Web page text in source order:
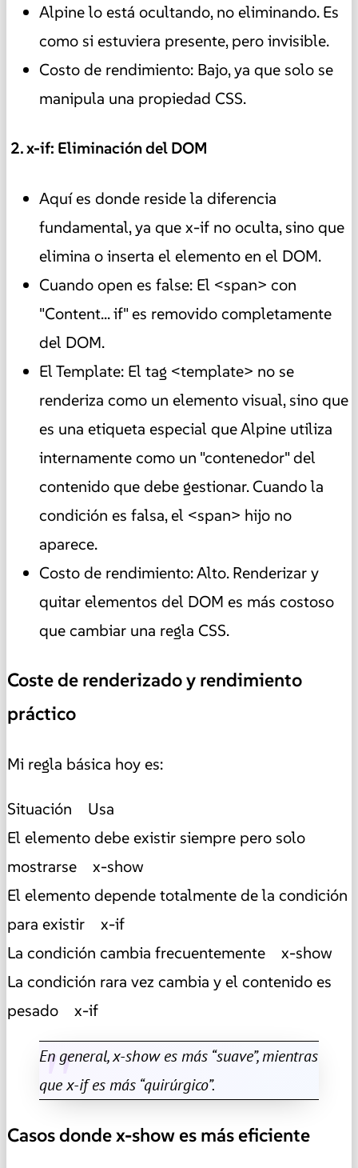
Alpine lo está ocultando, no eliminando. Es
como si estuviera presente, pero invisible.
Costo de rendimiento: Bajo, ya que solo se
manipula una propiedad CSS.
️ 2. x-if: Eliminación del DOM
Aquí es donde reside la diferencia
fundamental, ya que x-if no oculta, sino que
elimina o inserta el elemento en el DOM.
Cuando open es false: El <span> con
"Content... if" es removido completamente
del DOM.
El Template: El tag <template> no se
renderiza como un elemento visual, sino que
es una etiqueta especial que Alpine utiliza
internamente como un "contenedor" del
contenido que debe gestionar. Cuando la
condición es falsa, el <span> hijo no
aparece.
Costo de rendimiento: Alto. Renderizar y
quitar elementos del DOM es más costoso
que cambiar una regla CSS.
Coste de renderizado y rendimiento
práctico
Mi regla básica hoy es:
Situación Usa
El elemento debe existir siempre pero solo
mostrarse x-show
El elemento depende totalmente de la condición
para existir x-if
La condición cambia frecuentemente x-show
La condición rara vez cambia y el contenido es
pesado x-if
En general, x-show es más “suave”, mientras
que x-if es más “quirúrgico”.
Casos donde x-show es más eficiente